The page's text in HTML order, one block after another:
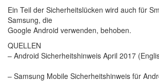
Ein Teil der Sicherheitslücken wird auch für
Samsung, die
Google Android verwenden, behoben.
QUELLEN
– Android Sicherheitshinweis April 2017
– Samsung Mobile Sicherheitshinweis für